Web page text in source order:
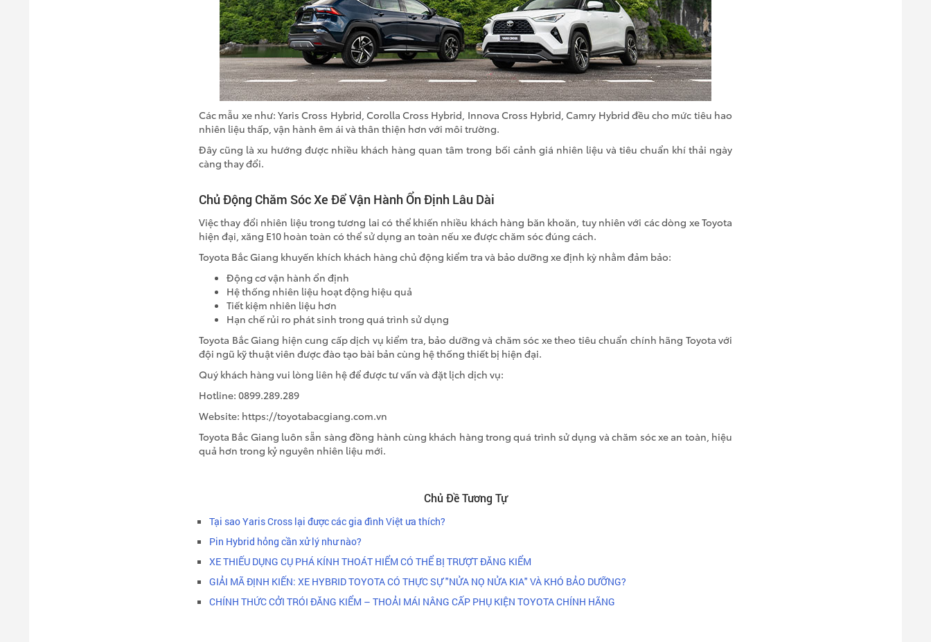
Các mẫu xe như: Yaris Cross Hybrid, Corolla Cross Hybrid, Innova Cross Hybrid, Camry Hybrid đều cho mức tiêu hao
nhiên liệu thấp, vận hành êm ái và thân thiện hơn với môi trường.
Đây cũng là xu hướng được nhiều khách hàng quan tâm trong bối cảnh giá nhiên liệu và tiêu chuẩn khí thải ngày
càng thay đổi.
Chủ Động Chăm Sóc Xe Để Vận Hành Ổn Định Lâu Dài
Việc thay đổi nhiên liệu trong tương lai có thể khiến nhiều khách hàng băn khoăn, tuy nhiên với các dòng xe Toyota
hiện đại, xăng E10 hoàn toàn có thể sử dụng an toàn nếu xe được chăm sóc đúng cách.
Toyota Bắc Giang khuyến khích khách hàng chủ động kiểm tra và bảo dưỡng xe định kỳ nhằm đảm bảo:
Động cơ vận hành ổn định
Hệ thống nhiên liệu hoạt động hiệu quả
Tiết kiệm nhiên liệu hơn
Hạn chế rủi ro phát sinh trong quá trình sử dụng
Toyota Bắc Giang hiện cung cấp dịch vụ kiểm tra, bảo dưỡng và chăm sóc xe theo tiêu chuẩn chính hãng Toyota với
đội ngũ kỹ thuật viên được đào tạo bài bản cùng hệ thống thiết bị hiện đại.
Quý khách hàng vui lòng liên hệ để được tư vấn và đặt lịch dịch vụ:
Hotline: 0899.289.289
Website: https://toyotabacgiang.com.vn
Toyota Bắc Giang luôn sẵn sàng đồng hành cùng khách hàng trong quá trình sử dụng và chăm sóc xe an toàn, hiệu
quả hơn trong kỷ nguyên nhiên liệu mới.
Chủ Đề Tương Tự
Tại sao Yaris Cross lại được các gia đình Việt ưa thích?
Pin Hybrid hỏng cần xử lý như nào?
XE THIẾU DỤNG CỤ PHÁ KÍNH THOÁT HIỂM CÓ THỂ BỊ TRƯỢT ĐĂNG KIỂM
GIẢI MÃ ĐỊNH KIẾN: XE HYBRID TOYOTA CÓ THỰC SỰ "NỬA NỌ NỬA KIA" VÀ KHÓ BẢO DƯỠNG?
CHÍNH THỨC CỞI TRÓI ĐĂNG KIỂM – THOẢI MÁI NÂNG CẤP PHỤ KIỆN TOYOTA CHÍNH HÃNG